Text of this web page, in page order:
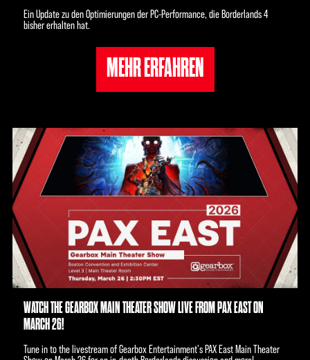
Ein Update zu den Optimierungen der PC-Performance, die Borderlands 4
bisher erhalten hat.
MEHR ERFAHREN
WATCH THE GEARBOX MAIN THEATER SHOW LIVE FROM PAX EAST ON
MARCH 26!
Tune in to the livestream of Gearbox Entertainment's PAX East Main Theater